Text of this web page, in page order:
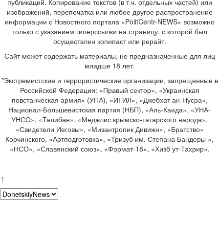
изображений, перепечатка или любое другое распространение
информации с Новостного портала «PolitCentr-NEWS» возможно
только с указанием гиперссылки на страницу, с которой был
осуществлен копипаст или рерайт.
Сайт может содержать материалы, не предназначенные для лиц
младше 18 лет.
*Экстремистские и террористические организации, запрещенные в
Российской Федерации: «Правый сектор», «Украинская
повстанческая армия» (УПА), «ИГИЛ», «Джебхат ан-Нусра»,
Национал-Большевистская партия (НБП), «Аль-Каида», «УНА-
УНСО», «Талибан», «Меджлис крымско-татарского народа»,
«Свидетели Иеговы», «Мизантропик Дивижн», «Братство»
Корчинского, «Артподготовка», «Тризуб им. Степана Бандеры »,
«НСО», «Славянский союз», «Формат-18», «Хизб ут-Тахрир».
↑